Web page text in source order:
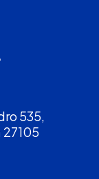
535,
27105